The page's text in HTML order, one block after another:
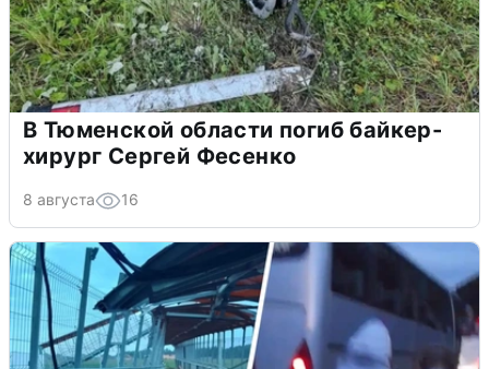
В Тюменской области погиб байкер-
хирург Сергей Фесенко
8 августа 16